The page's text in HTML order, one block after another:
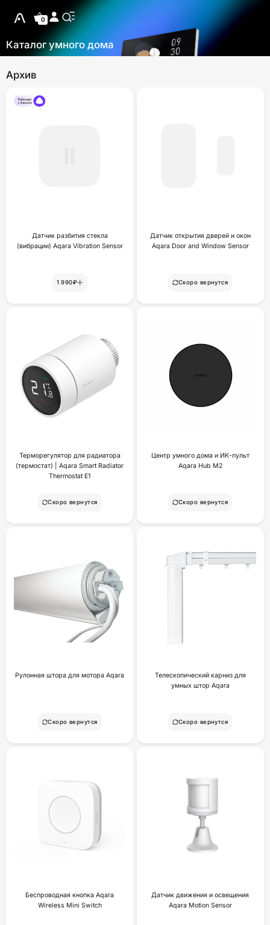
0
Каталог умного дома
Архив
Датчик разбития стекла
(вибрации) Aqara Vibration Sensor
1 990₽
Датчик открытия дверей и окон
Aqara Door and Window Sensor
Скоро вернутся
Терморегулятор для радиатора
(термостат) | Aqara Smart Radiator
Thermostat E1
Скоро вернутся
Центр умного дома и ИК-пульт
Aqara Hub M2
Скоро вернутся
Рулонная штора для мотора Aqara
Скоро вернутся
Телескопический карниз для
умных штор Aqara
Скоро вернутся
Беспроводная кнопка Aqara
Wireless Mini Switch
Датчик движения и освещения
Aqara Motion Sensor